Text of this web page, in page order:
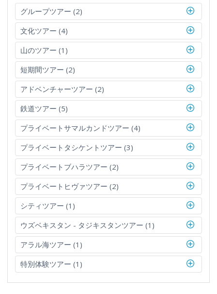
グループツアー (2)
文化ツアー (4)
山のツアー (1)
短期間ツアー (2)
アドベンチャーツアー (2)
鉄道ツアー (5)
プライベートサマルカンドツアー (4)
プライベートタシケントツアー (3)
プライベートブハラツアー (2)
プライベートヒヴァツアー (2)
シティツアー (1)
ウズベキスタン - タジキスタンツアー (1)
アラル海ツアー (1)
特別体験ツアー (1)